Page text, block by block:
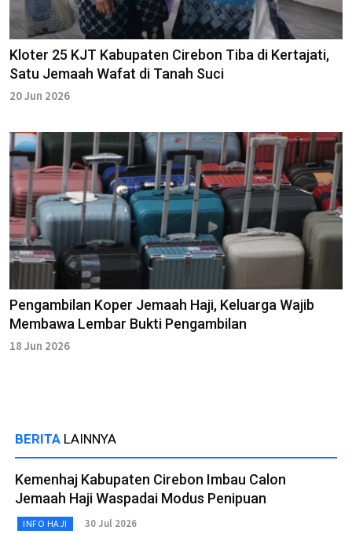
Kloter 25 KJT Kabupaten Cirebon Tiba di Kertajati,
Satu Jemaah Wafat di Tanah Suci
20 Jun 2026
Pengambilan Koper Jemaah Haji, Keluarga Wajib
Membawa Lembar Bukti Pengambilan
18 Jun 2026
BERITA LAINNYA
Kemenhaj Kabupaten Cirebon Imbau Calon
Jemaah Haji Waspadai Modus Penipuan
INFO HAJI 30 Jul 2026